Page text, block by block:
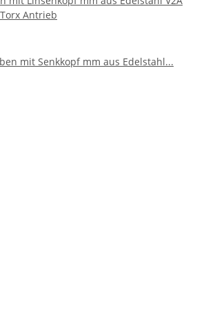
Antrieb